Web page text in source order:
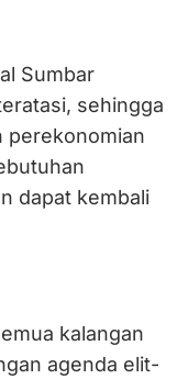
Sumbar
sehingga
perekonomian
dapat kembali
kalangan
agenda elit-